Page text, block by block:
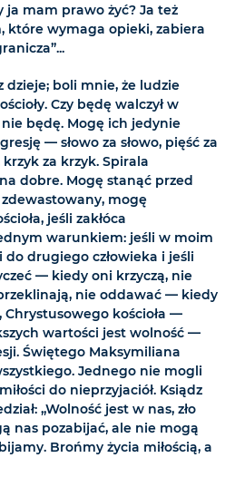
ja mam prawo żyć? Ja też
które wymaga opieki, zabiera
dzieje; boli mnie, że ludzie
Czy będę walczył w
będę. Mogę ich jedynie
— słowo za słowo, pięść za
za krzyk. Spirala
dobre. Mogę stanąć przed
zdewastowany, mogę
jeśli zakłóca
warunkiem: jeśli w moim
drugiego człowieka i jeśli
— kiedy oni krzyczą, nie
nie oddawać — kiedy
Chrystusowego kościoła —
wartości jest wolność —
Świętego Maksymiliana
Jednego nie mogli
do nieprzyjaciół. Ksiądz
„Wolność jest w nas, zło
nas pozabijać, ale nie mogą
Brońmy życia miłością, a